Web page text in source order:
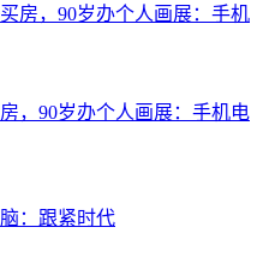
，90岁办个人画展：手机电